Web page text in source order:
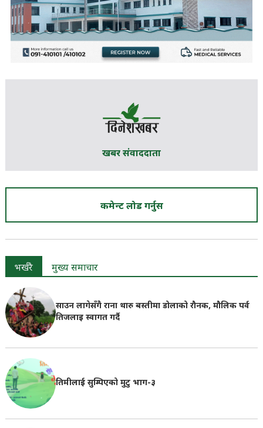
खबर संवाददाता
कमेन्ट लोड गर्नुस
भर्खरै मुख्य समाचार
साउन लागेसँगै राना थारु बस्तीमा डोलाको रौनक, मौलिक पर्व
तिजलाइ स्वागत गर्दै
तिमीलाई सुम्पिएको मुटु भाग-३